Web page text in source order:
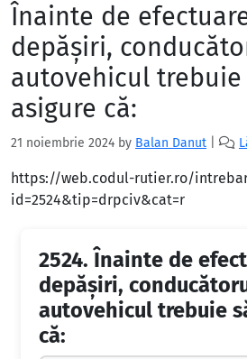
Înainte de
depăşiri,
autovehicul trebuie
asigure că:
21 noiembrie 2024 by Balan Danut
https://web.codul-rutier.ro/
id=2524&tip=drpciv&cat=r
2524. Înainte de
depăşiri,
autovehicul trebuie
că: